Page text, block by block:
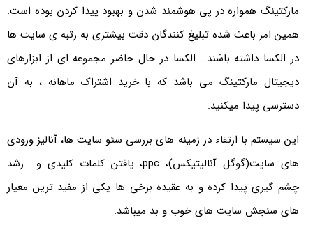
مارکتینگ همواره در پی هوشمند شدن و بهبود پیدا کردن بوده است.
همین امر باعث شده تبلیغ کنندگان دقت بیشتری به رتبه ی سایت ها
در الکسا داشته باشند… الکسا در حال حاضر مجموعه ای از ابزارهای
دیجیتال مارکتینگ می باشد که با خرید اشتراک ماهانه ، به آن
دسترسی پیدا میکنید.
این سیستم با ارتقاء در زمینه های بررسی سئو سایت ها، آنالیز ورودی
های سایت(گوگل آنالیتیکس)، ppc، یافتن کلمات کلیدی و… رشد
چشم گیری پیدا کرده و به عقیده برخی ها یکی از مفید ترین معیار
های سنجش سایت های خوب و بد میباشد.